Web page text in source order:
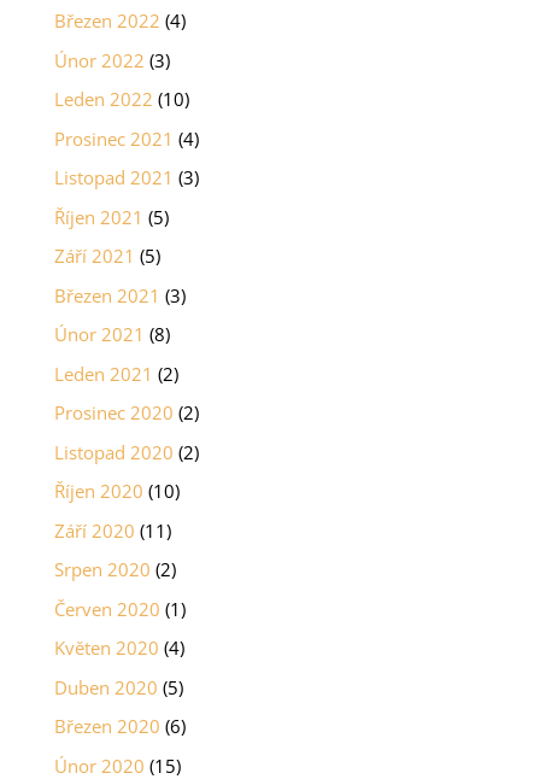
Březen 2022 (4)
Únor 2022 (3)
Leden 2022 (10)
Prosinec 2021 (4)
Listopad 2021 (3)
Říjen 2021 (5)
Září 2021 (5)
Březen 2021 (3)
Únor 2021 (8)
Leden 2021 (2)
Prosinec 2020 (2)
Listopad 2020 (2)
Říjen 2020 (10)
Září 2020 (11)
Srpen 2020 (2)
Červen 2020 (1)
Květen 2020 (4)
Duben 2020 (5)
Březen 2020 (6)
Únor 2020 (15)